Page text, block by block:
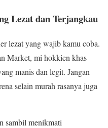
Lezat dan Terjangkau
lezat yang wajib kamu coba.
Market, mi hokkien khas
manis dan legit. Jangan
selain murah rasanya juga
sambil menikmati